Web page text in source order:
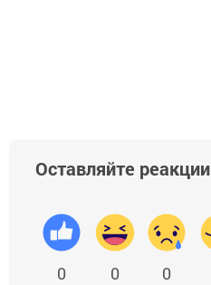
Оставляйте реакции
0 0 0